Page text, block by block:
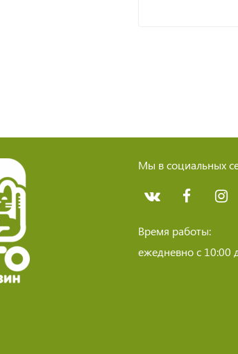
Мы в социальных
Время работы:
ежедневно с 10:00